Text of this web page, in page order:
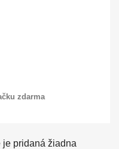
zdarma
je pridaná žiadna